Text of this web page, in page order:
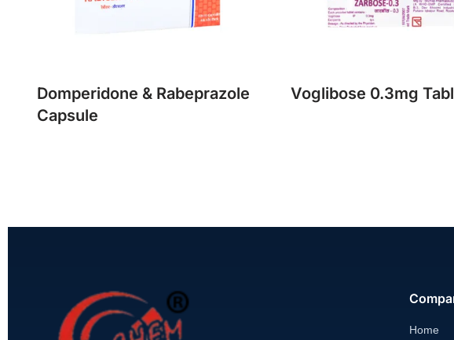
Domperidone & Rabeprazole
Capsule
Voglibose 0.3mg
Home